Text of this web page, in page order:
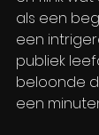
als een
een
publiek
beloonde
een